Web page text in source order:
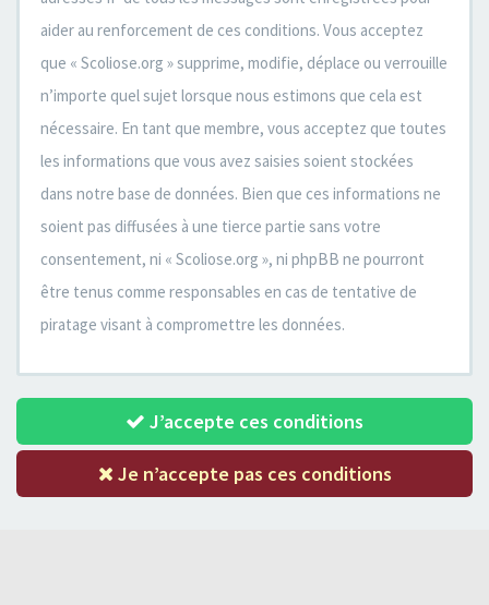
aider au renforcement de ces conditions. Vous acceptez
que « Scoliose.org » supprime, modifie, déplace ou verrouille
n’importe quel sujet lorsque nous estimons que cela est
nécessaire. En tant que membre, vous acceptez que toutes
les informations que vous avez saisies soient stockées
dans notre base de données. Bien que ces informations ne
soient pas diffusées à une tierce partie sans votre
consentement, ni « Scoliose.org », ni phpBB ne pourront
être tenus comme responsables en cas de tentative de
piratage visant à compromettre les données.
J’accepte ces conditions
Je n’accepte pas ces conditions